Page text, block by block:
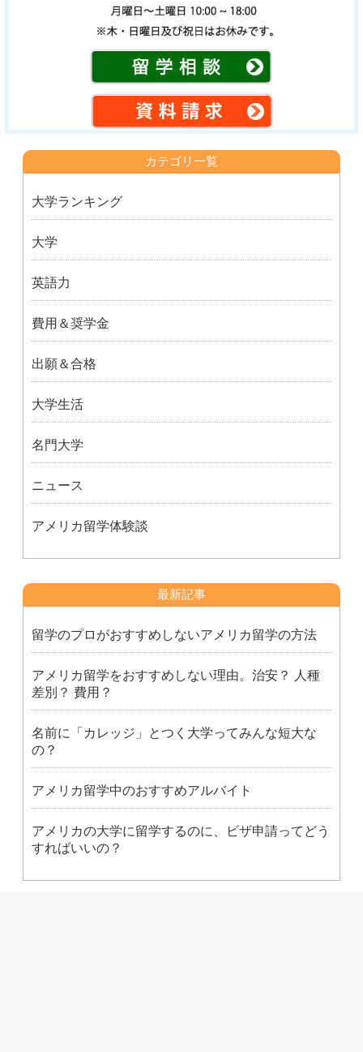
カテゴリ一覧
大学ランキング
大学
英語力
費用＆奨学金
出願＆合格
大学生活
名門大学
ニュース
アメリカ留学体験談
最新記事
留学のプロがおすすめしないアメリカ留学の方法
アメリカ留学をおすすめしない理由。治安？ 人種
差別？ 費用？
名前に「カレッジ」とつく大学ってみんな短大な
の？
アメリカ留学中のおすすめアルバイト
アメリカの大学に留学するのに、ビザ申請ってどう
すればいいの？